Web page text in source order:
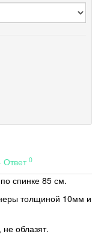
Ответ 0
спинке 85 см.
толщиной 10мм и
облазят.